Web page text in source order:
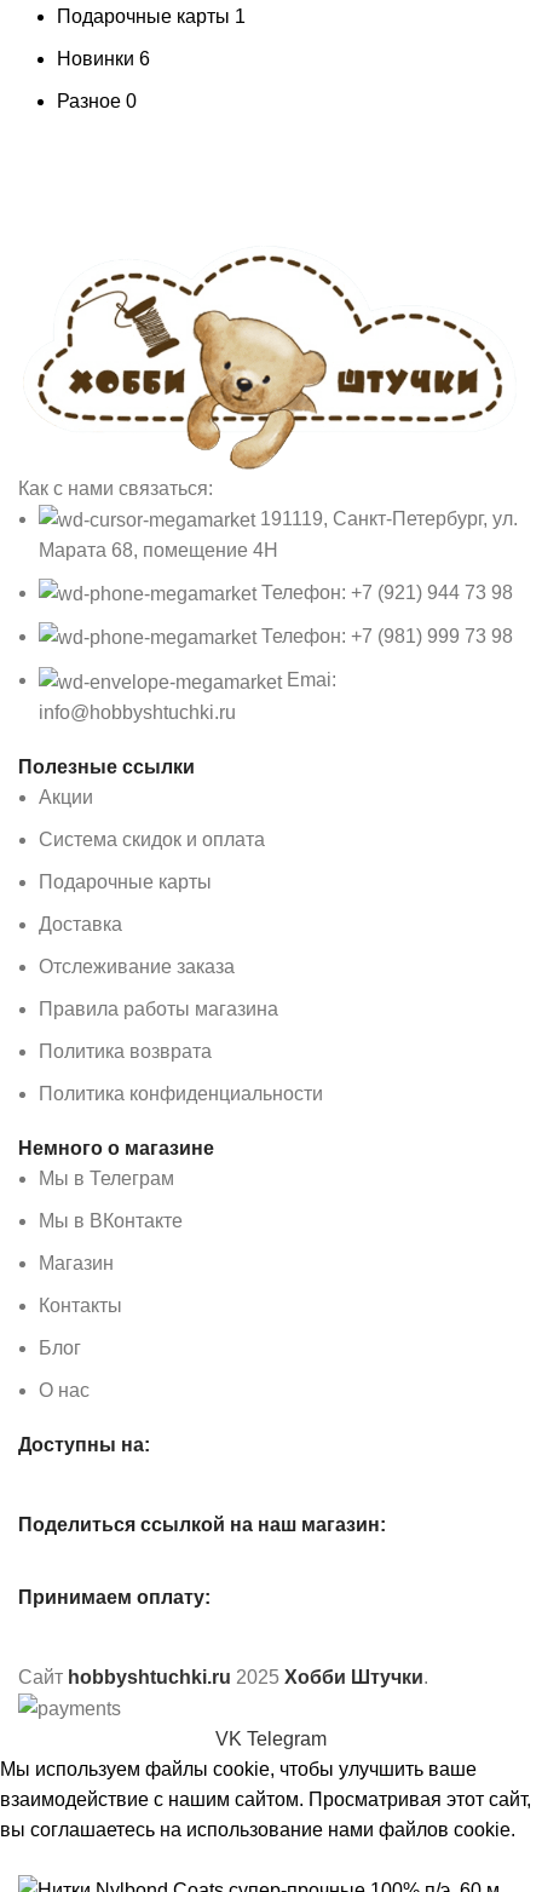
Подарочные карты 1
Новинки 6
Разное 0
Как с нами связаться:
191119, Санкт-Петербург, ул.
Марата 68, помещение 4Н
Телефон: +7 (921) 944 73 98
Телефон: +7 (981) 999 73 98
Emai:
info@hobbyshtuchki.ru
Полезные ссылки
Акции
Система скидок и оплата
Подарочные карты
Доставка
Отслеживание заказа
Правила работы магазина
Политика возврата
Политика конфиденциальности
Немного о магазине
Мы в Телеграм
Мы в ВКонтакте
Магазин
Контакты
Блог
О нас
Доступны на:
Поделиться ссылкой на наш магазин:
Принимаем оплату:
Сайт hobbyshtuchki.ru 2025 Хобби Штучки.
VK Telegram
Мы используем файлы cookie, чтобы улучшить ваше
взаимодействие с нашим сайтом. Просматривая этот сайт,
вы соглашаетесь на использование нами файлов cookie.